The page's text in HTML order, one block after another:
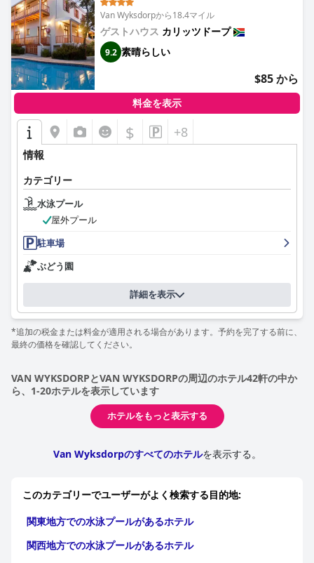
Van Wyksdorpから18.4マイル
ゲストハウス カリッツドープ
9.2 素晴らしい
$85 から
料金を表示
$ +8
情報
カテゴリー
水泳プール
屋外プール
駐車場
ぶどう園
詳細を表示
*追加の税金または料金が適用される場合があります。予約を完了する前に、
最終の価格を確認してください。
VAN WYKSDORPとVAN WYKSDORPの周辺のホテル42軒の中か
ら、1-20ホテルを表示しています
ホテルをもっと表示する
Van Wyksdorpのすべてのホテルを表示する。
このカテゴリーでユーザーがよく検索する目的地:
関東地方での水泳プールがあるホテル
関西地方での水泳プールがあるホテル